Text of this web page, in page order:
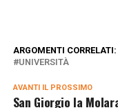
ARGOMENTI CORRELATI:
UNIVERSITÀ
AVANTI IL ​​PROSSIMO
San Giorgio la